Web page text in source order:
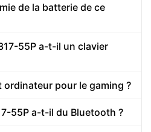
de la batterie de ce
55P a-t-il un clavier
pour le gaming ?
55P a-t-il du Bluetooth ?